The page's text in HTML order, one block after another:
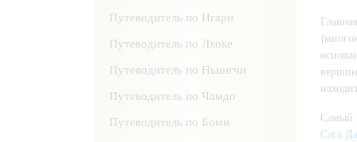
Путеводитель по Нгари
Путеводитель по Лхоке
Путеводитель по Ньингчи
Путеводитель по Чамдо
Путеводитель по Боми
Самый
Сага